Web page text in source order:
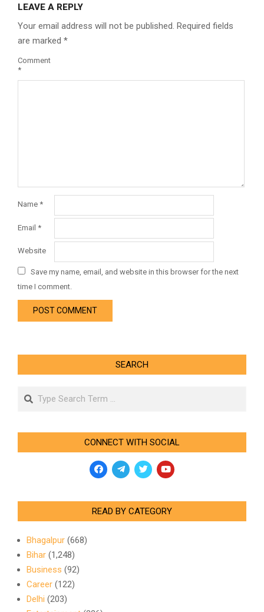
LEAVE A REPLY
Your email address will not be published. Required fields
are marked *
Comment
*
Name *
Email *
Website
Save my name, email, and website in this browser for the next
time I comment.
SEARCH
Search
CONNECT WITH SOCIAL
READ BY CATEGORY
Bhagalpur (668)
Bihar (1,248)
Business (92)
Career (122)
Delhi (203)